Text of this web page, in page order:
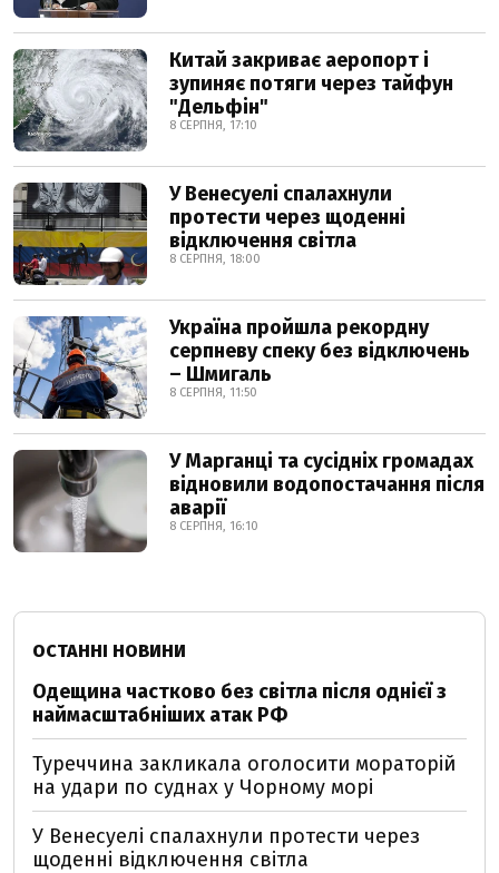
Китай закриває аеропорт і
зупиняє потяги через тайфун
"Дельфін"
8 СЕРПНЯ, 17:10
У Венесуелі спалахнули
протести через щоденні
відключення світла
8 СЕРПНЯ, 18:00
Україна пройшла рекордну
серпневу спеку без відключень
– Шмигаль
8 СЕРПНЯ, 11:50
У Марганці та сусідніх громадах
відновили водопостачання після
аварії
8 СЕРПНЯ, 16:10
ОСТАННІ НОВИНИ
Одещина частково без світла після однієї з
наймасштабніших атак РФ
Туреччина закликала оголосити мораторій
на удари по суднах у Чорному морі
У Венесуелі спалахнули протести через
щоденні відключення світла